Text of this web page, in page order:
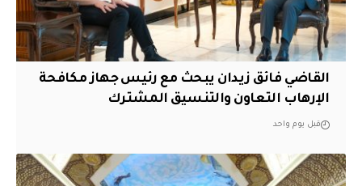
القاضي فائق زيدان يبحث مع رئيس جهاز مكافحة
الإرهاب التعاون والتنسيق المشترك
قبل يوم واحد